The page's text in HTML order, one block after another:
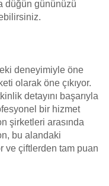
düğün gününüzü
deneyimiyle öne
olarak öne çıkıyor.
detayını başarıyla
bir hizmet
şirketleri arasında
bu alandaki
ve çiftlerden tam puan